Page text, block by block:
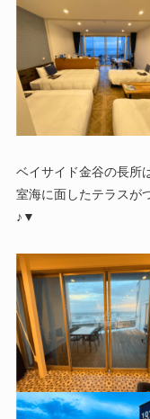
ベイサイド金谷の長所
室海に面したテラスが
♪▼